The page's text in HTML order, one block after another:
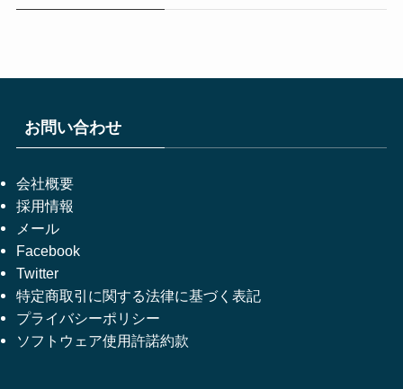
お問い合わせ
会社概要
採用情報
メール
Facebook
Twitter
特定商取引に関する法律に基づく表記
プライバシーポリシー
ソフトウェア使用許諾約款